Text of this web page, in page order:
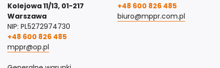
Kolejowa 11/13, 01-217
Warszawa
NIP: PL5272974730
+48 600 826 485
mppr@op.pl
+48 600 826 485
biuro@mppr.com.pl